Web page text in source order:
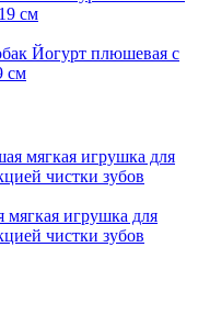
Йогурт плюшевая с
см
мягкая игрушка для
чистки зубов